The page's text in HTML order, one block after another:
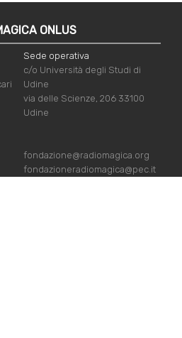
ONLUS
Sede operativa
c/o Università degli Studi di
Udine
via delle Scienze, 206 33100
Udine
fondazione@radiomagica.org
fondazioneradiomagica@pec.it